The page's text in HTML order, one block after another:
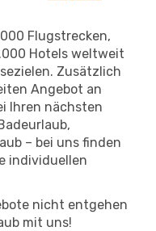
Flugstrecken,
Hotels weltweit
Zusätzlich
Angebot an
Ihren nächsten
– bei uns finden
individuellen
nicht entgehen
mit uns!